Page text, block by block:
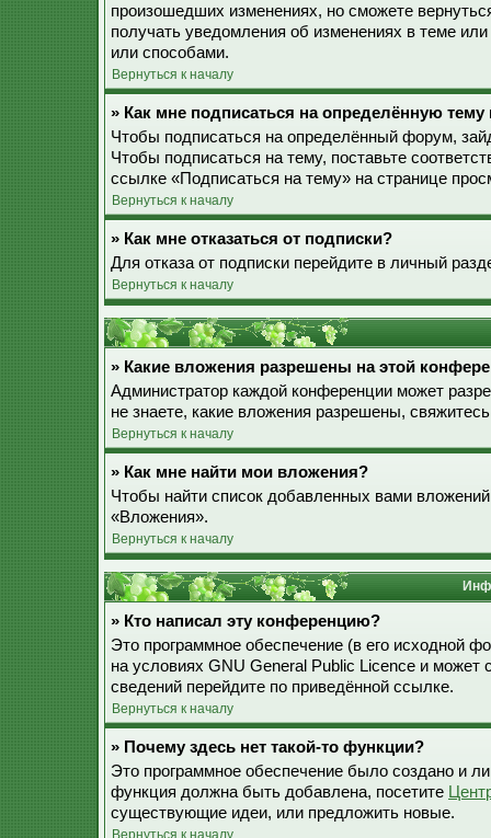
произошедших изменениях, но сможете
получать уведомления об изменениях в теме
или способами.
Вернуться к началу
» Как мне подписаться на определённую
Чтобы подписаться на определённый форум,
Чтобы подписаться на тему, поставьте
ссылке «Подписаться на тему» на странице
Вернуться к началу
» Как мне отказаться от подписки?
Для отказа от подписки перейдите в личный
Вернуться к началу
» Какие вложения разрешены на этой
Администратор каждой конференции может
не знаете, какие вложения разрешены,
Вернуться к началу
» Как мне найти мои вложения?
Чтобы найти список добавленных вами
«Вложения».
Вернуться к началу
» Кто написал эту конференцию?
Это программное обеспечение (в его исходной
на условиях GNU General Public Licence и
сведений перейдите по приведённой ссылке.
Вернуться к началу
» Почему здесь нет такой-то функции?
Это программное обеспечение было создано и
функция должна быть добавлена, посетите
существующие идеи, или предложить новые.
Вернуться к началу